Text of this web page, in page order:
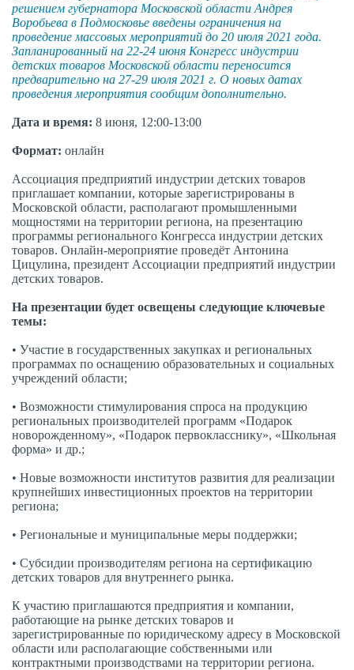
решением губернатора Московской области Андрея
Воробьева в Подмосковье введены ограничения на
проведение массовых мероприятий до 20 июля 2021 года.
Запланированный на 22-24 июня Конгресс индустрии
детских товаров Московской области переносится
предварительно на 27-29 июля 2021 г. О новых датах
проведения мероприятия сообщим дополнительно.
Дата и время: 8 июня, 12:00-13:00
Формат: онлайн
Ассоциация предприятий индустрии детских товаров
приглашает компании, которые зарегистрированы в
Московской области, располагают промышленными
мощностями на территории региона, на презентацию
программы регионального Конгресса индустрии детских
товаров. Онлайн-мероприятие проведёт Антонина
Цицулина, президент Ассоциации предприятий индустрии
детских товаров.
На презентации будет освещены следующие ключевые
темы:
• Участие в государственных закупках и региональных
программах по оснащению образовательных и социальных
учреждений области;
• Возможности стимулирования спроса на продукцию
региональных производителей программ «Подарок
новорожденному», «Подарок первокласснику», «Школьная
форма» и др.;
• Новые возможности институтов развития для реализации
крупнейших инвестиционных проектов на территории
региона;
• Региональные и муниципальные меры поддержки;
• Субсидии производителям региона на сертификацию
детских товаров для внутреннего рынка.
К участию приглашаются предприятия и компании,
работающие на рынке детских товаров и
зарегистрированные по юридическому адресу в Московской
области или располагающие собственными или
контрактными производствами на территории региона.